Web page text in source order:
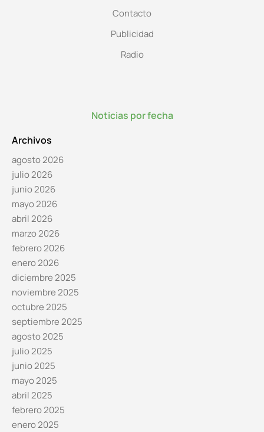
Contacto
Publicidad
Radio
Noticias por fecha
Archivos
agosto 2026
julio 2026
junio 2026
mayo 2026
abril 2026
marzo 2026
febrero 2026
enero 2026
diciembre 2025
noviembre 2025
octubre 2025
septiembre 2025
agosto 2025
julio 2025
junio 2025
mayo 2025
abril 2025
febrero 2025
enero 2025